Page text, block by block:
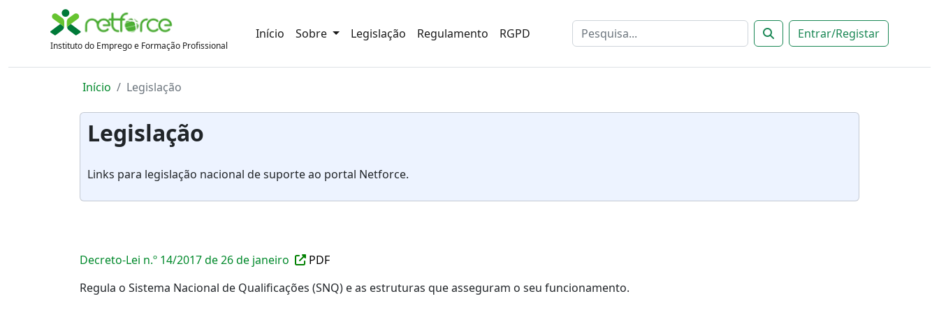
Instituto do Emprego e Formação Profissional
Início Sobre Legislação Regulamento RGPD Entrar/Registar
Início Legislação
Legislação
Links para legislação nacional de suporte ao portal Netforce.
Decreto-Lei n.º 14/2017 de 26 de janeiro
PDF
Regula o Sistema Nacional de Qualificações (SNQ) e as estruturas que asseguram o seu funcionamento.